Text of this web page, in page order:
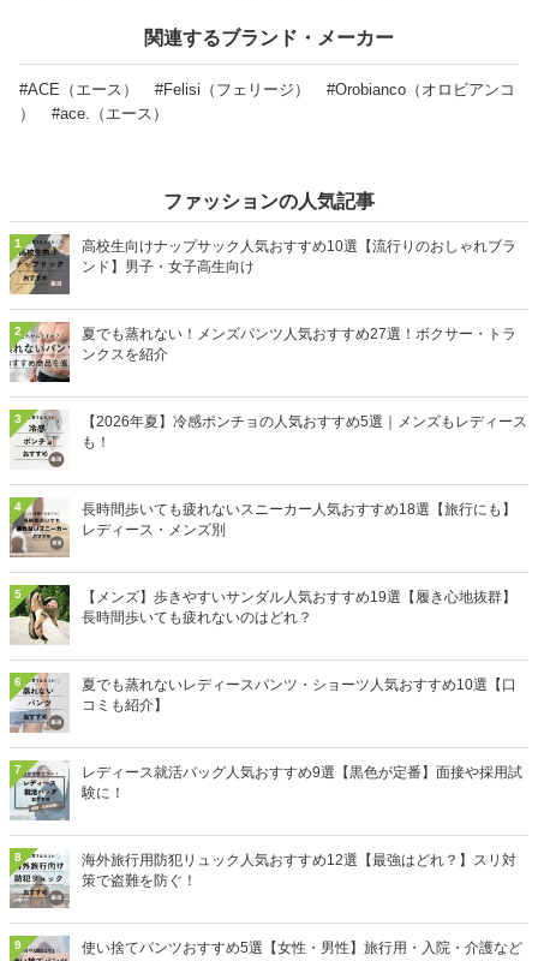
関連するブランド・メーカー
#ACE（エース） #Felisi（フェリージ）
#Orobianco（オロビアンコ
）
#ace.（エース）
ファッションの人気記事
1
高校生向けナップサック人気おすすめ10選【流行りのおしゃれブラ
ンド】男子・女子高生向け
2
夏でも蒸れない！メンズパンツ人気おすすめ27選！ボクサー・トラ
ンクスを紹介
3
【2026年夏】冷感ポンチョの人気おすすめ5選｜メンズもレディース
も！
4
長時間歩いても疲れないスニーカー人気おすすめ18選【旅行にも】
レディース・メンズ別
5
【メンズ】歩きやすいサンダル人気おすすめ19選【履き心地抜群】
長時間歩いても疲れないのはどれ？
6
夏でも蒸れないレディースパンツ・ショーツ人気おすすめ10選【口
コミも紹介】
7
レディース就活バッグ人気おすすめ9選【黒色が定番】面接や採用試
験に！
8
海外旅行用防犯リュック人気おすすめ12選【最強はどれ？】スリ対
策で盗難を防ぐ！
9
使い捨てパンツおすすめ5選【女性・男性】旅行用・入院・介護など